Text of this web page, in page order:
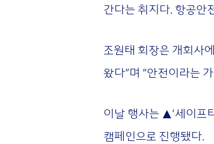
간다는 취지다. 항공안
조원태 회장은 개회사
왔다”며 “안전이라는
이날 행사는 ▲‘세이프
캠페인으로 진행됐다.